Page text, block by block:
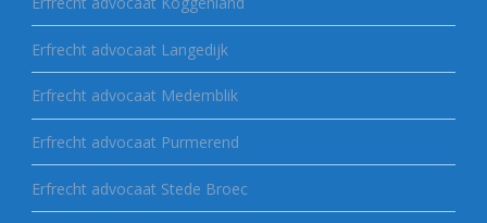
Erfrecht advocaat Langedijk
Erfrecht advocaat Medemblik
Erfrecht advocaat Purmerend
Erfrecht advocaat Stede Broec